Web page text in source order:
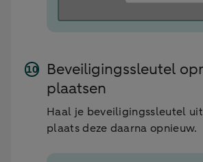
Beveiligingssleutel
plaatsen
Haal je beveiligingssleutel
plaats deze daarna opnieuw.